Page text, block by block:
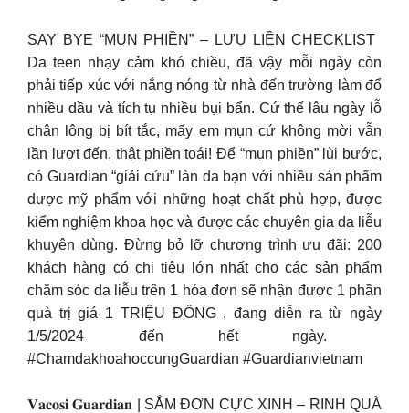
SAY BYE “MỤN PHIỀN” – LƯU LIỀN CHECKLIST ​
Da teen nhạy cảm khó chiều, đã vậy mỗi ngày còn
phải tiếp xúc với nắng nóng từ nhà đến trường làm đổ
nhiều dầu và tích tụ nhiều bụi bẩn. Cứ thế lâu ngày lỗ
chân lông bị bít tắc, mấy em mụn cứ không mời vẫn
lần lượt đến, thật phiền toái!​ Để “mụn phiền” lùi bước,
có Guardian “giải cứu” làn da bạn với nhiều sản phẩm
dược mỹ phẩm với những hoạt chất phù hợp, được
kiểm nghiệm khoa học và được các chuyên gia da liễu
khuyên dùng.​ Đừng bỏ lỡ chương trình ưu đãi: 200
khách hàng có chi tiêu lớn nhất cho các sản phẩm
chăm sóc da liễu trên 1 hóa đơn sẽ nhận được 1 phần
quà trị giá 1 TRIỆU ĐỒNG , đang diễn ra từ ngày
1/5/2024 đến hết ngày. ​
#ChamdakhoahoccungGuardian #Guardianvietnam
𝐕𝐚𝐜𝐨𝐬𝐢 𝐆𝐮𝐚𝐫𝐝𝐢𝐚𝐧 | SẮM ĐƠN CỰC XINH – RINH QUÀ